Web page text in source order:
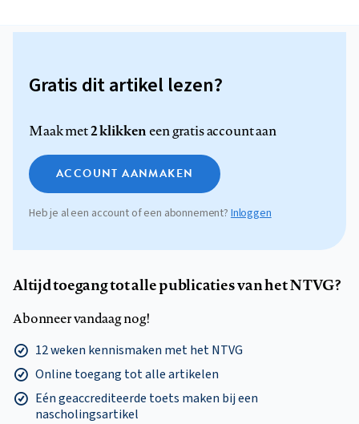
Gratis dit artikel lezen?
Maak met2 klikkeneen gratis account aan
ACCOUNT AANMAKEN
Heb je al een account of een abonnement? Inloggen
Altijd toegang tot alle publicaties van het NTVG?
Abonneer vandaag nog!
12 weken kennismaken met het NTVG
Online toegang tot alle artikelen
Eén geaccrediteerde toets maken bij een
nascholingsartikel